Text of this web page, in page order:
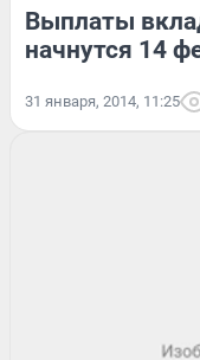
Выплаты
начнутся 14
31 января, 2014, 11:25